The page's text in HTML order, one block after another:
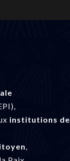
institutions de
,